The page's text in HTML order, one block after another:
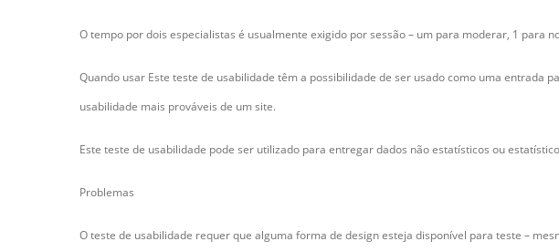
O tempo por dois especialistas é usualmente exigido por sessão – um para moderar, 1 para
Quando usar Este teste de usabilidade têm a possibilidade de ser usado como uma
usabilidade mais prováveis de um site.
Este teste de usabilidade pode ser utilizado para entregar dados não estatísticos ou
Problemas
O teste de usabilidade requer que alguma forma de design esteja disponível para teste –